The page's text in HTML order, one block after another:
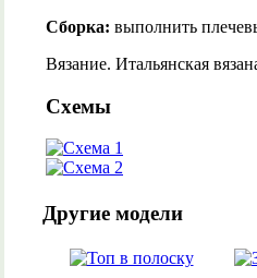
Сборка: выполнить
Вязание. Итальянская
Схемы
Другие модели